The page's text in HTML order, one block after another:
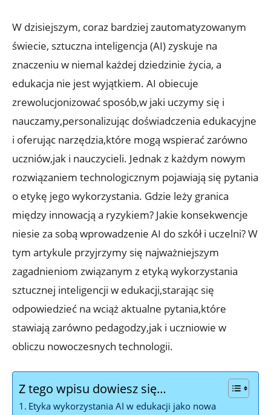
W dzisiejszym, coraz bardziej zautomatyzowanym
świecie, sztuczna inteligencja (AI) zyskuje na
znaczeniu w niemal każdej dziedzinie życia, a
edukacja nie jest wyjątkiem. AI obiecuje
zrewolucjonizować sposób,w jaki uczymy się i
nauczamy,personalizując doświadczenia edukacyjne
i oferując narzędzia,które mogą wspierać zarówno
uczniów,jak i nauczycieli. Jednak z każdym nowym
rozwiązaniem technologicznym pojawiają się pytania
o etykę jego wykorzystania. Gdzie leży granica
między innowacją a ryzykiem? Jakie konsekwencje
niesie za sobą wprowadzenie AI do szkół i uczelni? W
tym artykule przyjrzymy się najważniejszym
zagadnieniom związanym z etyką wykorzystania
sztucznej inteligencji w edukacji,starając się
odpowiedzieć na wciąż aktualne pytania,które
stawiają zarówno pedagodzy,jak i uczniowie w
obliczu nowoczesnych technologii.
Z tego wpisu dowiesz się…
Etyka wykorzystania AI w edukacji jako nowa